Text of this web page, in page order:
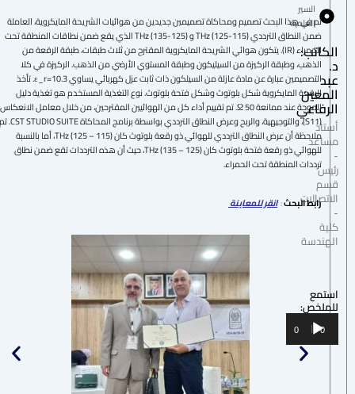
السير
العلمية
الكاتب:
عبد
المعين
الرفاعي
أستاذ
مساعد
رئيس
قسم
الاتصالات
كلية
الهندسة
استمع
للملخص:
00:00
00:00
تم في هذا البحث تصميم ومحاكاة تصميمين جديدين من هوائيات الشريحة المايكروية، العاملة
ضمن النطاق الترددي (115-125) THz و (125-135) THz الذي يقع ضمن نطاقات المنطقة تحت
الحمراء (IR). يتكون هوائي الشريحة المايكروية المقترح من ثلاث طبقات، طبقة الرقعة من
الذهب، وطبقة الركيزة من السيليكون وطبقة المستوي الأرضي من الذهب. الركيزة في كلا
التصميمين عبارة عن مادة عازلة من السيلكون ذات ثابت عزل كهربائي يساوي ε_r=10.3. تأخذ
الرقعة المايكروية شكل بلوتوث وشكل فتحة بلوتوث. نوع التغذية المستخدم هو تغذية دليل
الموجة عند ممانعة 50 Ω. تم تقييم أداء كل من الهوائيين المقترحين، من خلال معامل الانعكاس
(S11)، والتوجيهية، والربح وعرض النطاق الترددي بواسطة برنامج المحاكاة CST STUDIO SUITE. تم
ملاحظة أن عرض النطاق الترددي للهوائي ذو رقعة بلوتوث كان (115 – 125) THz، أما بالنسبة
للهوائي ذو رقعة فتحة بلوتوث كان (125 – 135) THz، حيث أن هذه الترددات تقع ضمن نطاق
ترددات المنطقة تحت الحمراء.
رابط البحث:انقر للمعاينة